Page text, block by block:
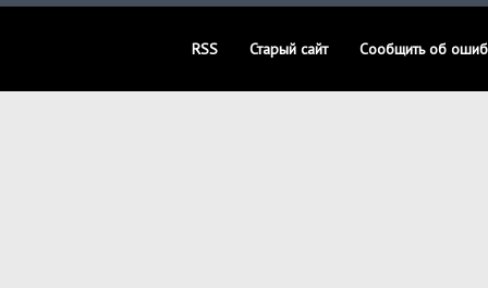
RSS Старый сайт Сообщить об